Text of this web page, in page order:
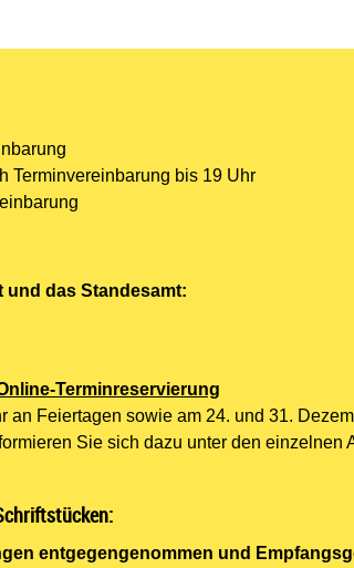
Terminvereinbarung bis 19 Uhr
und das Standesamt:
Terminreservierung
an Feiertagen sowie am 24. und 31.
Sie sich dazu unter den einzelnen
entgegengenommen und